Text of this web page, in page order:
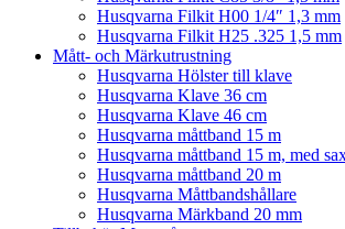
Husqvarna Filkit H00 1/4″ 1,3 mm
Husqvarna Filkit H25 .325 1,5 mm
Mått- och Märkutrustning
Husqvarna Hölster till klave
Husqvarna Klave 36 cm
Husqvarna Klave 46 cm
Husqvarna måttband 15 m
Husqvarna måttband 15 m, med
Husqvarna måttband 20 m
Husqvarna Måttbandshållare
Husqvarna Märkband 20 mm